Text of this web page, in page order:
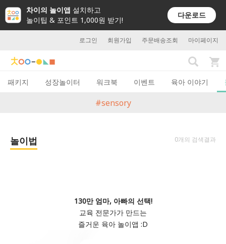
차이의 놀이앱 설치하고
놀이팁 & 포인트 1,000원 받기!
다운로드
로그인 회원가입 주문배송조회 마이페이지
패키지 성장놀이터 워크북 이벤트 육아 이야기
#sensory
놀이법 0개의 검색결과
130만 엄마, 아빠의 선택!
교육 전문가가 만드는
즐거운 육아 놀이앱 :D